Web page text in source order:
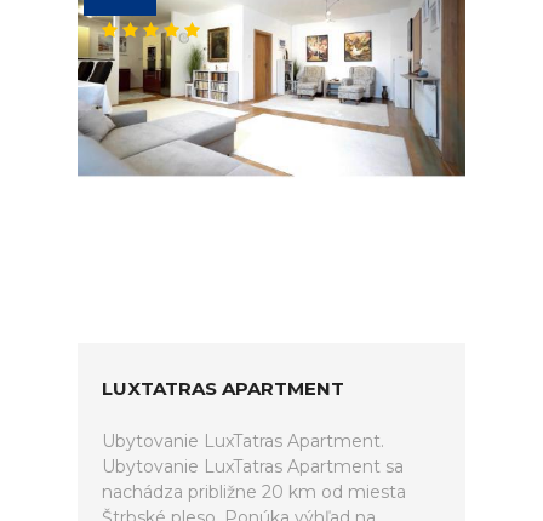
LUXTATRAS APARTMENT
Ubytovanie LuxTatras Apartment.
Ubytovanie LuxTatras Apartment sa
nachádza približne 20 km od miesta